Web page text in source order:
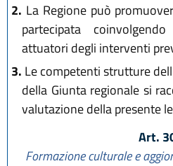
2. La Regione può
partecipata
attuatori degli interventi
3. Le competenti strutture
della Giunta regionale si
valutazione della presente
Art.
Formazione culturale e